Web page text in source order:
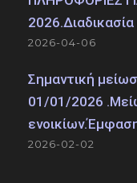
2026-04-06
Σημαντική
01/01/2026
2026-02-02